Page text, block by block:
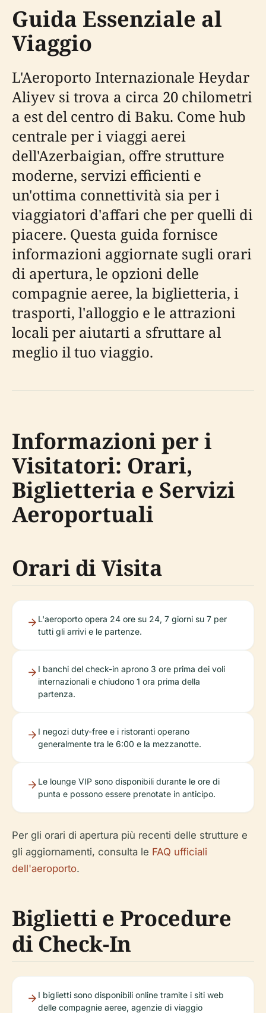
Guida Essenziale al
Viaggio
L'Aeroporto Internazionale Heydar
Aliyev si trova a circa 20 chilometri
a est del centro di Baku. Come hub
centrale per i viaggi aerei
dell'Azerbaigian, offre strutture
moderne, servizi efficienti e
un'ottima connettività sia per i
viaggiatori d'affari che per quelli di
piacere. Questa guida fornisce
informazioni aggiornate sugli orari
di apertura, le opzioni delle
compagnie aeree, la biglietteria, i
trasporti, l'alloggio e le attrazioni
locali per aiutarti a sfruttare al
meglio il tuo viaggio.
Informazioni per i
Visitatori: Orari,
Biglietteria e Servizi
Aeroportuali
Orari di Visita
L'aeroporto opera 24 ore su 24, 7 giorni su 7 per
tutti gli arrivi e le partenze.
I banchi del check-in aprono 3 ore prima dei voli
internazionali e chiudono 1 ora prima della
partenza.
I negozi duty-free e i ristoranti operano
generalmente tra le 6:00 e la mezzanotte.
Le lounge VIP sono disponibili durante le ore di
punta e possono essere prenotate in anticipo.
Per gli orari di apertura più recenti delle strutture e
gli aggiornamenti, consulta le FAQ ufficiali
dell'aeroporto.
Biglietti e Procedure
di Check-In
I biglietti sono disponibili online tramite i siti web
delle compagnie aeree, agenzie di viaggio